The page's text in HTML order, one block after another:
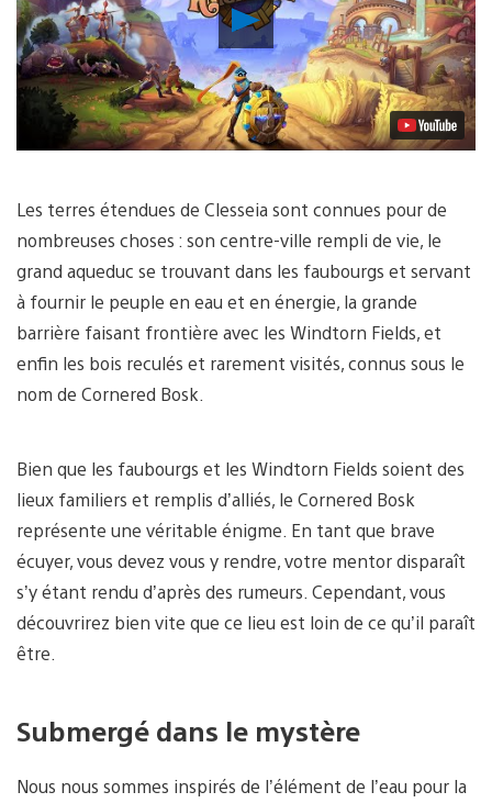
Lancer
la
vidéo
Les terres étendues de Clesseia sont connues pour de
nombreuses choses : son centre-ville rempli de vie, le
grand aqueduc se trouvant dans les faubourgs et servant
à fournir le peuple en eau et en énergie, la grande
barrière faisant frontière avec les Windtorn Fields, et
enfin les bois reculés et rarement visités, connus sous le
nom de Cornered Bosk.
Bien que les faubourgs et les Windtorn Fields soient des
lieux familiers et remplis d’alliés, le Cornered Bosk
représente une véritable énigme. En tant que brave
écuyer, vous devez vous y rendre, votre mentor disparaît
s’y étant rendu d’après des rumeurs. Cependant, vous
découvrirez bien vite que ce lieu est loin de ce qu’il paraît
être.
Submergé dans le mystère
Nous nous sommes inspirés de l’élément de l’eau pour la